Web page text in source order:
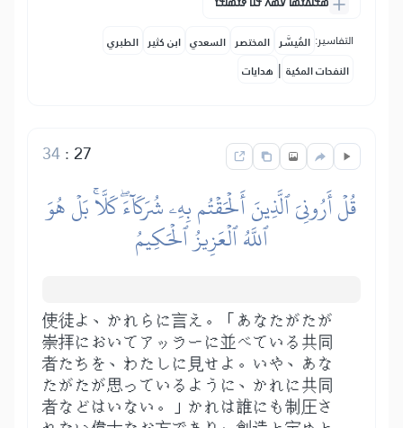
التفاسير: المُيسَّر المختصر السعدي ابن كثير الطبري
النفحات المكية | هدايات
27
:
34
قُلۡ أَرُونِيَ ٱلَّذِينَ أَلۡحَقۡتُم بِهِۦ شُرَكَآءَۖ كَلَّاۚ بَلۡ هُوَ
ٱللَّهُ ٱلۡعَزِيزُ ٱلۡحَكِيمُ
使徒よ、かれらに言え。「あなたがたが
崇拝においてアッラーに並べている共同
者たちを、わたしに見せよ。いや、あな
たがたが思っているように、かれに共同
者などはいない。」かれは誰にも制圧さ